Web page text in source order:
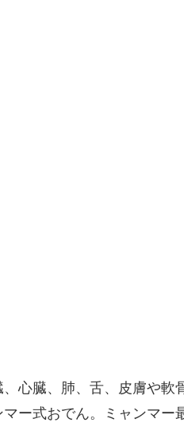
心臓、肺、舌、皮膚や軟
ー式おでん。ミャンマー